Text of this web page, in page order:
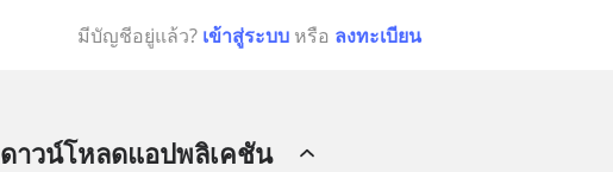
มีบัญชีอยู่แล้ว? เข้าสู่ระบบ หรือ ลงทะเบียน
ดาวน์โหลดแอปพลิเคชัน